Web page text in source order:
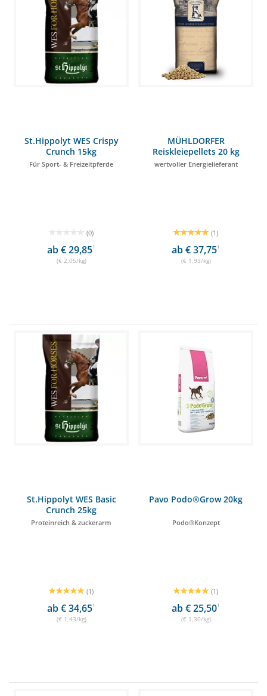
St.Hippolyt WES Crispy
Crunch 15kg
Für Sport- & Freizeitpferde
(0)
ab € 29,851
(€ 2,05/kg)
MÜHLDORFER
Reiskleiepellets 20 kg
wertvoller Energielieferant
(1)
ab € 37,751
(€ 1,93/kg)
St.Hippolyt WES Basic
Crunch 25kg
Proteinreich & zuckerarm
(1)
ab € 34,651
(€ 1,43/kg)
Pavo Podo®Grow 20kg
Podo®Konzept
(1)
ab € 25,501
(€ 1,30/kg)